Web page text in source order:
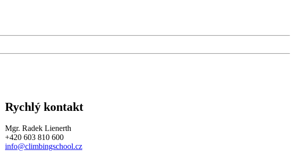
Rychlý kontakt
Mgr. Radek Lienerth
+420 603 810 600
info@climbingschool.cz